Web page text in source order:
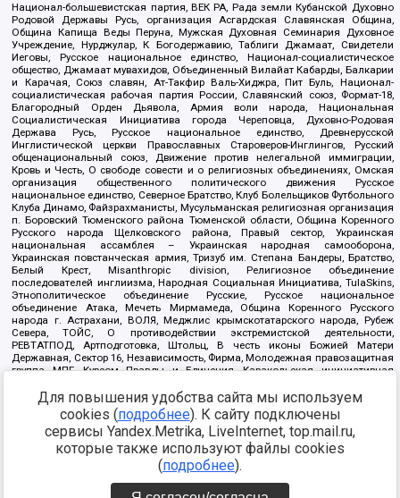
Национал-большевистская партия, ВЕК РА, Рада земли Кубанской Духовно
Родовой Державы Русь, организация Асгардская Славянская Община,
Община Капища Веды Перуна, Мужская Духовная Семинария Духовное
Учреждение, Нурджулар, К Богодержавию, Таблиги Джамаат, Свидетели
Иеговы, Русское национальное единство, Национал-социалистическое
общество, Джамаат мувахидов, Объединенный Вилайат Кабарды, Балкарии
и Карачая, Союз славян, Ат-Такфир Валь-Хиджра, Пит Буль, Национал-
социалистическая рабочая партия России, Славянский союз, Формат-18,
Благородный Орден Дьявола, Армия воли народа, Национальная
Социалистическая Инициатива города Череповца, Духовно-Родовая
Держава Русь, Русское национальное единство, Древнерусской
Инглистической церкви Православных Староверов-Инглингов, Русский
общенациональный союз, Движение против нелегальной иммиграции,
Кровь и Честь, О свободе совести и о религиозных объединениях, Омская
организация общественного политического движения Русское
национальное единство, Северное Братство, Клуб Болельщиков Футбольного
Клуба Динамо, Файзрахманисты, Мусульманская религиозная организация
п. Боровский Тюменского района Тюменской области, Община Коренного
Русского народа Щелковского района, Правый сектор, Украинская
национальная ассамблея – Украинская народная самооборона,
Украинская повстанческая армия, Тризуб им. Степана Бандеры, Братство,
Белый Крест, Misanthropic division, Религиозное объединение
последователей инглиизма, Народная Социальная Инициатива, TulaSkins,
Этнополитическое объединение Русские, Русское национальное
объединение Атака, Мечеть Мирмамеда, Община Коренного Русского
народа г. Астрахани, ВОЛЯ, Меджлис крымскотатарского народа, Рубеж
Севера, ТОЙС, О противодействии экстремистской деятельности,
РЕВТАТПОД, Артподготовка, Штольц, В честь иконы Божией Матери
Державная, Сектор 16, Независимость, Фирма, Молодежная правозащитная
группа МПГ, Курсом Правды и Единения, Каракольская инициативная
Благотворительный пансионат Ак Умут, Русская республика Русь,
Арестантское уголовное единство, Башкорт, Нация и свобода, W.H.С., Фалунь
Дафа, Иртыш Ultras, Русский Патриотический клуб-Новокузнецк/РПК,
Сибирский державный союз, Фонд борьбы с коррупцией, Фонд защиты прав
граждан, Штабы Навального, Совет граждан СССР Прикубанского округа г.
https://minjust.gov.ru/ru/documents/7822/
Для повышения удобства сайта мы используем
cookies (подробнее). К сайту подключены
сервисы Yandex.Metrika, LiveInternet, top.mail.ru,
которые также используют файлы cookies
(подробнее).